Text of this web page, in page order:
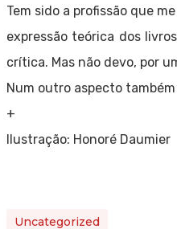
Tem sido a profissão que
expressão teórica dos
crítica. Mas não devo, por
Num outro aspecto
+
Ilustração: Honoré Daumier
Uncategorized